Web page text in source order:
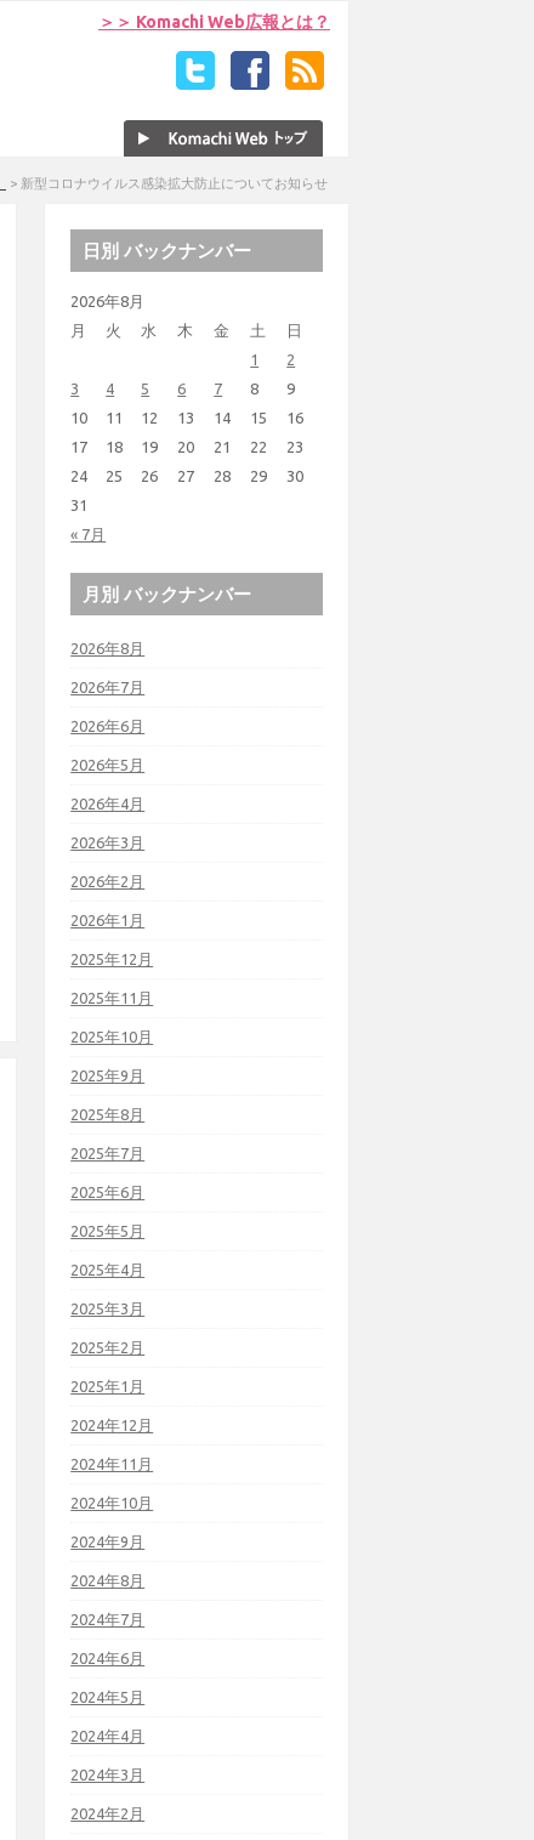
＞＞ Komachi Web広報とは？
> 新型コロナウイルス感染拡大防止についてお知らせ
日別 バックナンバー
2026年8月
月
火 水 木 金 土 日
« 7月
1
2
3
4 5 6 7 8
9
10
11 12 13 14 15
16
17
18 19 20 21 22
23
24
25 26 27 28 29
30
31
月別 バックナンバー
2026年8月
2026年7月
2026年6月
2026年5月
2026年4月
2026年3月
2026年2月
2026年1月
2025年12月
2025年11月
2025年10月
2025年9月
2025年8月
2025年7月
2025年6月
2025年5月
2025年4月
2025年3月
2025年2月
2025年1月
2024年12月
2024年11月
2024年10月
2024年9月
2024年8月
2024年7月
2024年6月
2024年5月
2024年4月
2024年3月
2024年2月